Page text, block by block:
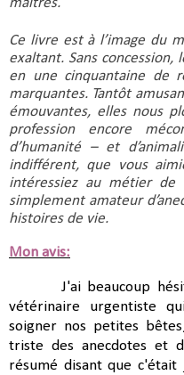
Ce livre est à l’image du
exaltant. Sans
en une cinquantaine de
marquantes. Tantôt
émouvantes, elles nous
profession encore
d’humanité – et
indifférent, que vous
intéressiez au métier de
simplement amateur
histoires de vie.
Mon avis:
J'ai beaucoup
vétérinaire urgentiste
soigner nos petites
triste des anecdotes et
résumé disant que